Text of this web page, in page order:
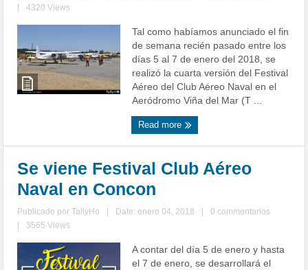
4320 Views
Tal como habíamos anunciado el fin
de semana recién pasado entre los
días 5 al 7 de enero del 2018, se
realizó la cuarta versión del Festival
Aéreo del Club Aéreo Naval en el
Aeródromo Viña del Mar (T ...
Read more
Se viene Festival Club Aéreo
Naval en Concon
Publicado porTallyHo Date: enero 04, 2018
0 commentarios
3565 Views
A contar del día 5 de enero y hasta
el 7 de enero, se desarrollará el